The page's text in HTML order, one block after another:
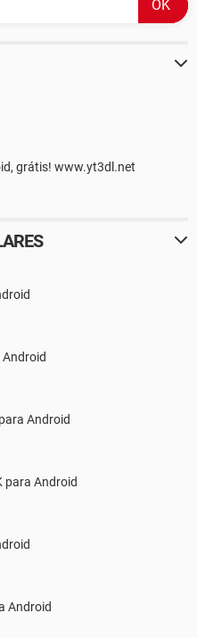
grátis! www.yt3dl.net
Android
Android
para Android
Android